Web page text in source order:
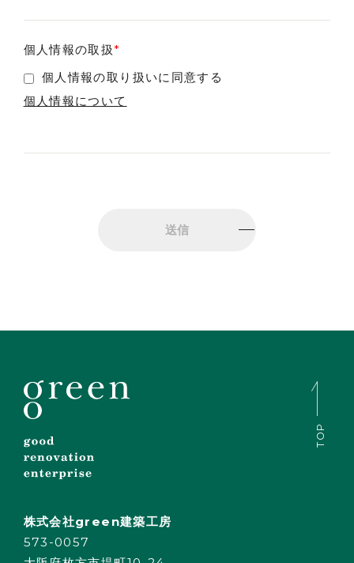
個人情報の取扱*
個人情報の取り扱いに同意する
個人情報について
株式会社green建築工房
573-0057
TOP